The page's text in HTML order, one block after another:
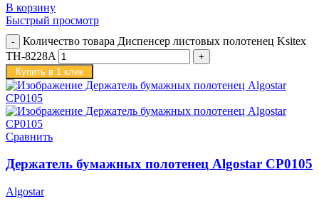
В корзину
Быстрый просмотр
Количество товара Диспенсер листовых полотенец Ksitex
TH-8228A
Купить в 1 клик
Сравнить
Держатель бумажных полотенец Algostar CP0105
Algostar